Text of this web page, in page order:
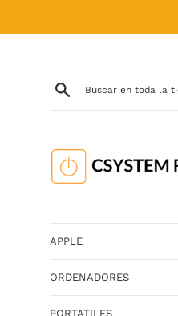
APPLE
ORDENADORES
PORTATILES